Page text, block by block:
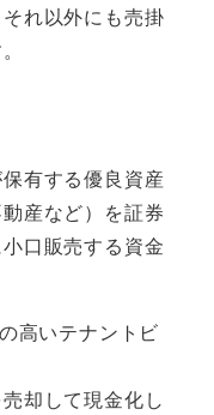
れ以外にも売掛
有する優良資産
産など）を証券
口販売する資金
高いテナントビ
却して現金化し